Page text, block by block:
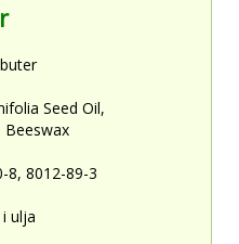
Seed Oil,
Beeswax
8, 8012-89-3
ulja